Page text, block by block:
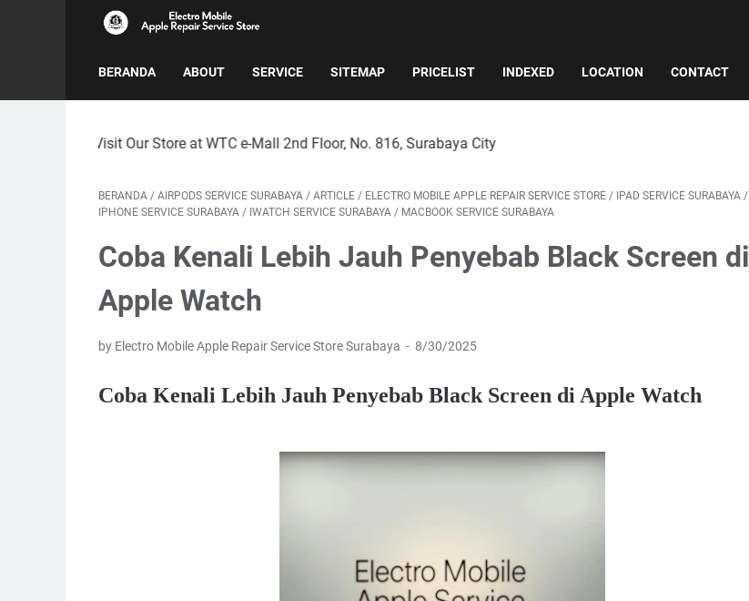
BERANDA ABOUT SERVICE SITEMAP PRICELIST INDEXED LOCATION CONTACT
Our Store at WTC e-Mall 2nd Floor, No. 816, Surabaya City
BERANDA / AIRPODS SERVICE SURABAYA / ARTICLE / ELECTRO MOBILE APPLE REPAIR SERVICE STORE / IPAD SERVICE SURABAYA /
IPHONE SERVICE SURABAYA / IWATCH SERVICE SURABAYA / MACBOOK SERVICE SURABAYA
Coba Kenali Lebih Jauh Penyebab Black Screen di
Apple Watch
by Electro Mobile Apple Repair Service Store Surabaya 8/30/2025
Coba Kenali Lebih Jauh Penyebab Black Screen di Apple Watch